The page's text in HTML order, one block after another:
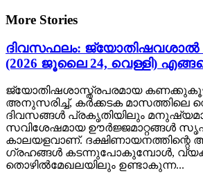
More Stories
ദിവസഫലം: ജ്യോതിഷവശാൽ
(2026 ജൂലൈ 24, വെള്ളി)
ജ്യോതിഷശാസ്ത്രപരമായ
അനുസരിച്ച്, കർക്കടക മാസത്തിലെ
ദിവസങ്ങൾ പ്രകൃതിയിലും
സവിശേഷമായ ഊർജ്ജമാറ്റങ്ങൾ
കാലയളവാണ്. ദക്ഷിണായനത്തിന്റെ
ഗ്രഹങ്ങൾ കടന്നുപോകുമ്പോൾ,
തൊഴിൽമേഖലയിലും ഉണ്ടാകുന്ന...